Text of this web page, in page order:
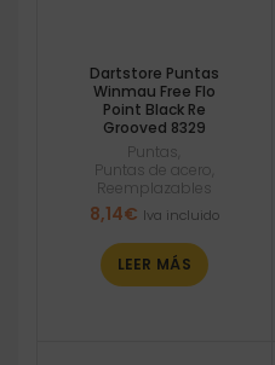
Dartstore Puntas
Winmau Free Flo
Point Black Re
Grooved 8329
Puntas
Puntas de acero
Reemplazables
8,14€ Iva incluido
LEER MÁS